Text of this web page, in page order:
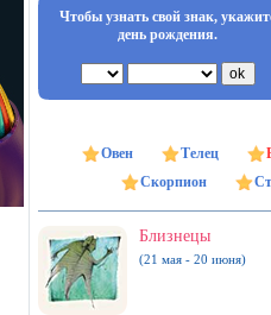
Чтобы узнать свой знак,
день рождения.
Овен Телец
Скорпион
Близнецы
(21 мая - 20 июня)